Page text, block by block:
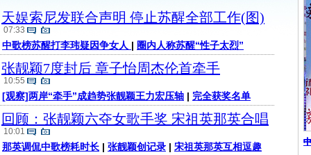
天娱索尼发联合声明 停止苏醒全部工作(图)
07:33
中歌榜苏醒打李玮疑因争女人 | 圈内人称苏醒“性子太烈”
张靓颖7度封后 章子怡周杰伦首牵手
10:55
[观察]两岸“牵手”成趋势张靓颖王力宏压轴 | 完全获奖名单
回顾：张靓颖六夺女歌手奖 宋祖英那英合唱
10:01
那英调侃中歌榜耗时长 | 张靓颖创记录 | 宋祖英那英互相逗趣